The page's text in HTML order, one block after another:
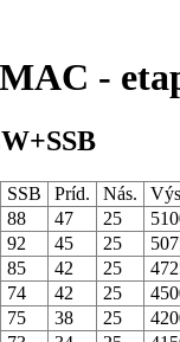
-
SSB Príd. Nás.
88 47 25
92 45 25
85 42 25
74 42 25
75 38 25